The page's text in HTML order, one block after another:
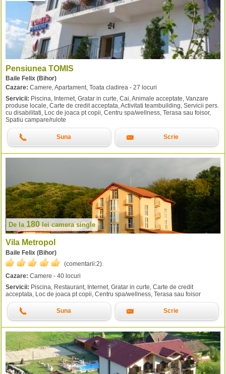
Pensiunea TOMIS
Baile Felix (Bihor)
Cazare: Camere, Apartament, Toata cladirea - 27 locuri
Servicii: Piscina, Internet, Gratar in curte, Cai, Animale acceptate, Vanzare
produse locale, Carte de credit acceptata, Activitati teambuilding, Servicii pers.
cu disabilitati, Loc de joaca pt copii, Centru spa/wellness, Terasa sau foisor,
Spatiu campare/rulote
Suna Scrie
De la 180lei camera single
Vila Metropol
Baile Felix (Bihor)
(comentarii:2).
Cazare: Camere - 40 locuri
Servicii: Piscina, Restaurant, Internet, Gratar in curte, Carte de credit
acceptata, Loc de joaca pt copii, Centru spa/wellness, Terasa sau foisor
Suna Scrie